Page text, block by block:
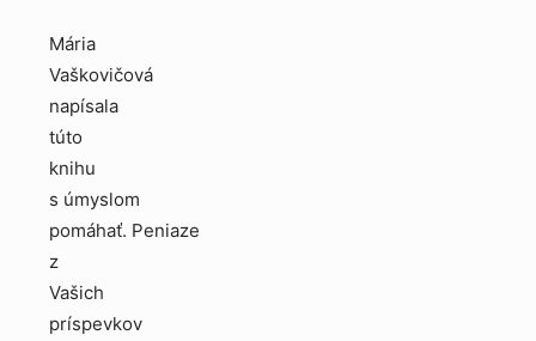
Mária
Vaškovičová
napísala
túto
knihu
s úmyslom
pomáhať. Peniaze
z
Vašich
príspevkov